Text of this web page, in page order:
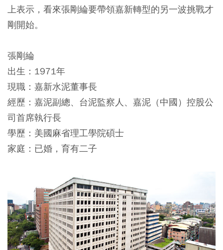
上表示，看來張剛綸要帶領嘉新轉型的另一波挑戰才
剛開始。
張剛綸
出生：1971年
現職：嘉新水泥董事長
經歷：嘉泥副總、台泥監察人、嘉泥（中國）控股公
司首席執行長
學歷：美國麻省理工學院碩士
家庭：已婚，育有二子